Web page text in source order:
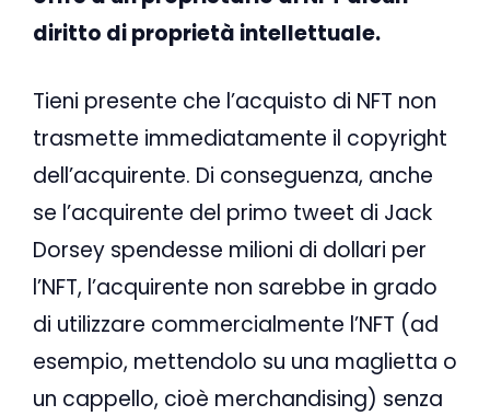
diritto di proprietà intellettuale.
Tieni presente che l’acquisto di NFT non
trasmette immediatamente il copyright
dell’acquirente. Di conseguenza, anche
se l’acquirente del primo tweet di Jack
Dorsey spendesse milioni di dollari per
l’NFT, l’acquirente non sarebbe in grado
di utilizzare commercialmente l’NFT (ad
esempio, mettendolo su una maglietta o
un cappello, cioè merchandising) senza